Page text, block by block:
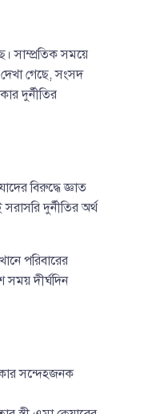
সাম্প্রতিক সময়ে
গেছে, সংসদ
দুর্নীতির
বিরুদ্ধে জ্ঞাত
দুর্নীতির অর্থ
পরিবারের
দীর্ঘদিন
সন্দেহজনক